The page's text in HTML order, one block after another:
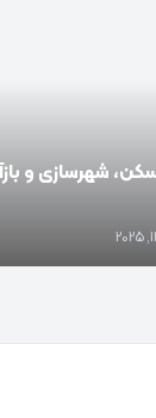
شهرسازی و